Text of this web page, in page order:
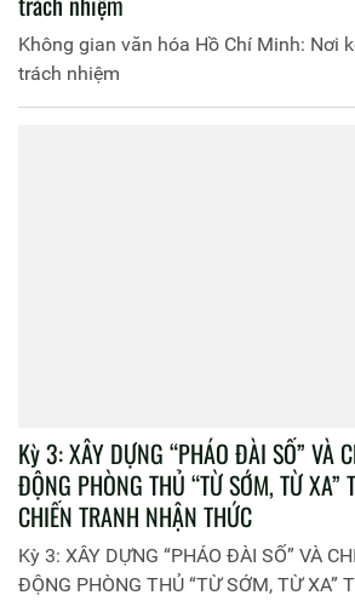
Không gian văn hóa Hồ Chí Minh: Nơi
trách nhiệm ​
Kỳ 3: XÂY DỰNG “PHÁO ĐÀI SỐ” VÀ
ĐỘNG PHÒNG THỦ “TỪ SỚM, TỪ XA”
CHIẾN TRANH NHẬN THỨC
Kỳ 3: XÂY DỰNG “PHÁO ĐÀI SỐ” VÀ
ĐỘNG PHÒNG THỦ “TỪ SỚM, TỪ XA”